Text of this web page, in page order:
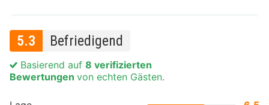
5.3 Befriedigend
Basierend auf 8 verifizierten
Bewertungen von echten Gästen.